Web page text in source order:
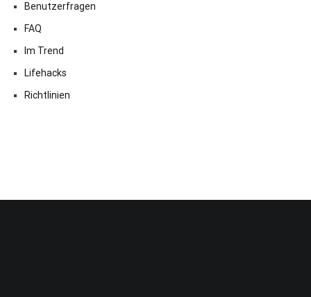
Benutzerfragen
FAQ
Im Trend
Lifehacks
Richtlinien